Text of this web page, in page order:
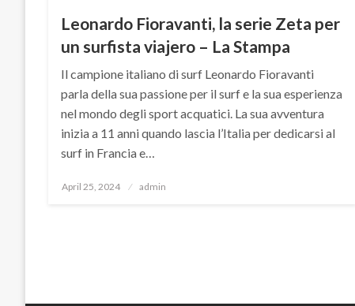
Leonardo Fioravanti, la serie Zeta per
un surfista viajero – La Stampa
Il campione italiano di surf Leonardo Fioravanti
parla della sua passione per il surf e la sua esperienza
nel mondo degli sport acquatici. La sua avventura
inizia a 11 anni quando lascia l’Italia per dedicarsi al
surf in Francia e…
Posted
April 25, 2024 admin